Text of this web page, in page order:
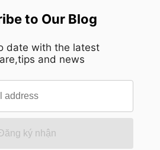
to Our Blog
date with the latest
and news
ký nhận